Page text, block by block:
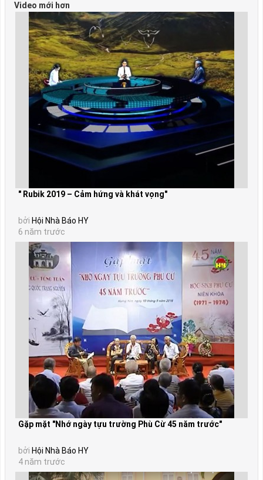
Video mới hơn
" Rubik 2019 – Cảm hứng và khát vọng"
bởi Hội Nhà Báo HY
6 năm trước
Gặp mặt "Nhớ ngày tựu trường Phù Cừ 45 năm trước"
bởi Hội Nhà Báo HY
4 năm trước